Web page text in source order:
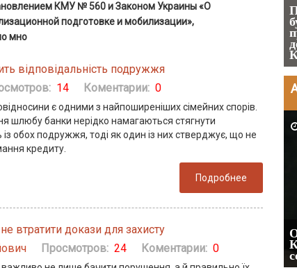
КМУ № 560 и Законом Украины «О
подготовке и мобилизации»,
мно
відповідальність подружжя
14 Коментарии: 0
є одними з найпоширеніших сімейних спорів.
шлюбу банки нерідко намагаються стягнути
із обох подружжя, тоді як один із них стверджує, що не
кредиту.
Подробнее
втратити докази для захисту
Просмотров: 24 Коментарии: 0
Чоловік помер, але позика залишилася:
2026-08-03
ШІ в юридичній фірмі: де технології вже
замінюють рутинну роботу